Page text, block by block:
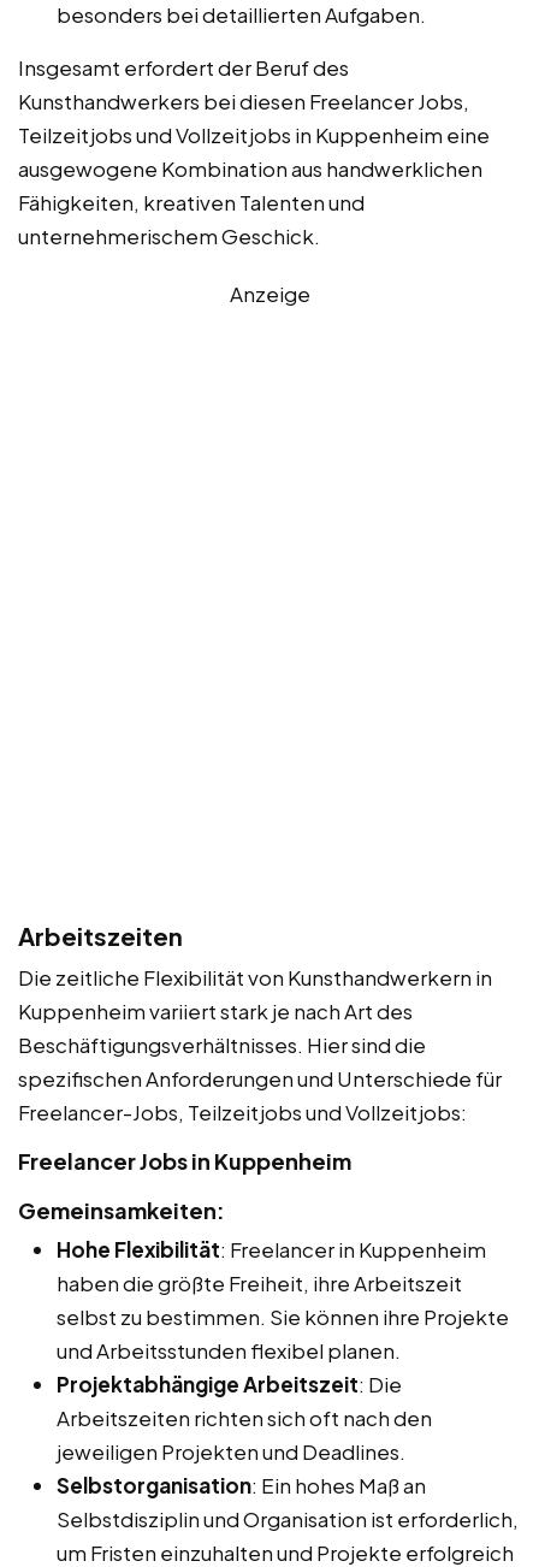
besonders bei detaillierten Aufgaben.
Insgesamt erfordert der Beruf des
Kunsthandwerkers bei diesen Freelancer Jobs,
Teilzeitjobs und Vollzeitjobs in Kuppenheim eine
ausgewogene Kombination aus handwerklichen
Fähigkeiten, kreativen Talenten und
unternehmerischem Geschick.
Anzeige
Arbeitszeiten
Die zeitliche Flexibilität von Kunsthandwerkern in
Kuppenheim variiert stark je nach Art des
Beschäftigungsverhältnisses. Hier sind die
spezifischen Anforderungen und Unterschiede für
Freelancer-Jobs, Teilzeitjobs und Vollzeitjobs:
Freelancer Jobs in Kuppenheim
Gemeinsamkeiten:
Hohe Flexibilität: Freelancer in Kuppenheim
haben die größte Freiheit, ihre Arbeitszeit
selbst zu bestimmen. Sie können ihre Projekte
und Arbeitsstunden flexibel planen.
Projektabhängige Arbeitszeit: Die
Arbeitszeiten richten sich oft nach den
jeweiligen Projekten und Deadlines.
Selbstorganisation: Ein hohes Maß an
Selbstdisziplin und Organisation ist erforderlich,
um Fristen einzuhalten und Projekte erfolgreich